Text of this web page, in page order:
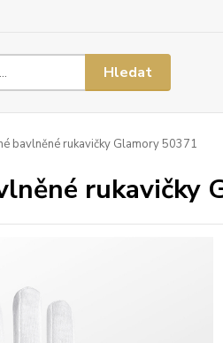
Hledat
bavlněné rukavičky Glamory 50371
rukavičky